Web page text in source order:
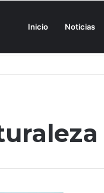
Inicio Noticias